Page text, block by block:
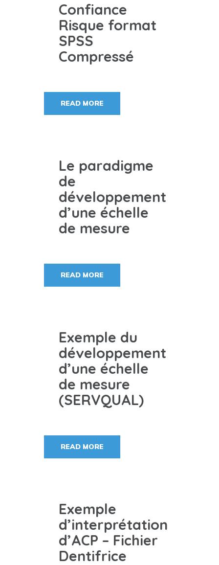
Confiance
Risque format
SPSS
Compressé
READ MORE
Le paradigme
de
développement
d’une échelle
de mesure
READ MORE
Exemple du
développement
d’une échelle
de mesure
(SERVQUAL)
READ MORE
Exemple
d’interprétation
d’ACP – Fichier
Dentifrice